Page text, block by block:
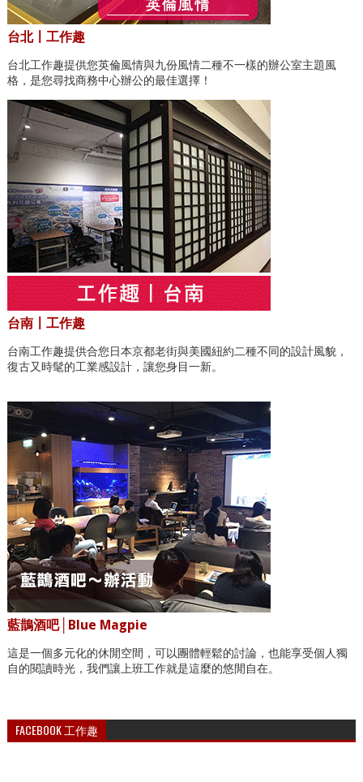
台北〡工作趣
台北工作趣提供您英倫風情與九份風情二種不一樣的辦公室主題風
格，是您尋找商務中心辦公的最佳選擇！
台南〡工作趣
台南工作趣提供合您日本京都老街與美國紐約二種不同的設計風貌，
復古又時髦的工業感設計，讓您身目一新。
藍鵲酒吧│Blue Magpie
這是一個多元化的休閒空間，可以團體輕鬆的討論，也能享受個人獨
自的閱讀時光，我們讓上班工作就是這麼的悠閒自在。
FACEBOOK 工作趣